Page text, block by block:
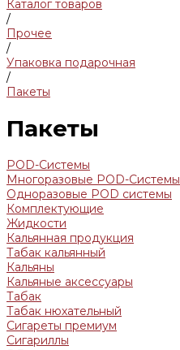
Каталог товаров
/
Прочее
/
Упаковка подарочная
/
Пакеты
Пакеты
POD-Системы
Многоразовые POD-Системы
Одноразовые POD системы
Комплектующие
Жидкости
Кальянная продукция
Табак кальянный
Кальяны
Кальяные аксессуары
Табак
Табак нюхательный
Сигареты премиум
Сигариллы